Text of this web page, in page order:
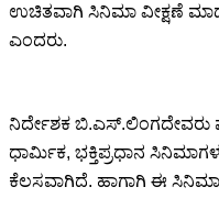
ಉಚಿತವಾಗಿ ಸಿನಿಮಾ ವೀಕ್ಷಣೆ
ಎಂದರು.
ನಿರ್ದೇಶಕ ಬಿ.ಎಸ್.ಲಿಂಗದೇವರು
ಧಾರ್ಮಿಕ, ಭಕ್ತಿಪ್ರಧಾನ
ಕೆಲಸವಾಗಿದೆ. ಹಾಗಾಗಿ ಈ